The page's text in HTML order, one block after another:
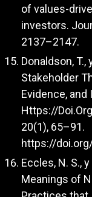
of values-
investors.
2137–2147.
Donaldson, T.,
Stakeholder
Evidence,
Https://
20(1), 65–91.
https://
Eccles, N. S.,
Meanings of